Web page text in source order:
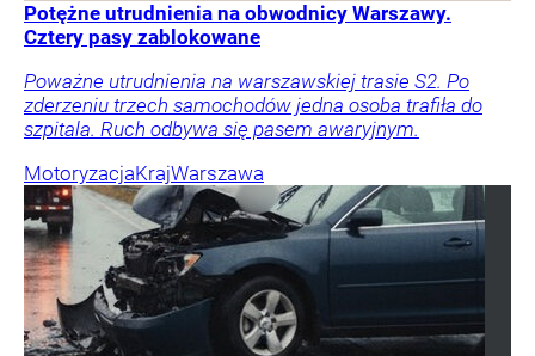
Potężne utrudnienia na obwodnicy Warszawy.
Cztery pasy zablokowane
Poważne utrudnienia na warszawskiej trasie S2. Po
zderzeniu trzech samochodów jedna osoba trafiła do
szpitala. Ruch odbywa się pasem awaryjnym.
MotoryzacjaKrajWarszawa